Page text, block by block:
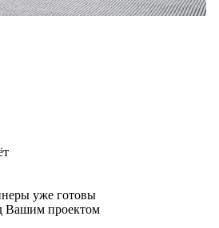
уже готовы
Вашим проектом